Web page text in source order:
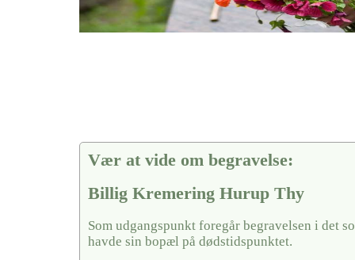
Vær at vide om begravelse:
Billig Kremering Hurup Thy
Som udgangspunkt foregår begravelsen i det
havde sin bopæl på dødstidspunktet.